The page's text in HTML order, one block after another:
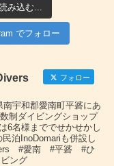
み込む...
でフォロー
フォロー
宇和郡愛南町平碆にあ
制ダイビングショップ
6名様まででせかせかし
泊InoDomariも併設し
#愛南 #平碆 #ひ
ング